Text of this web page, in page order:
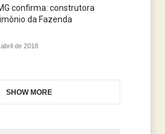
confirma: construtora
da Fazenda
de 2018
SHOW MORE